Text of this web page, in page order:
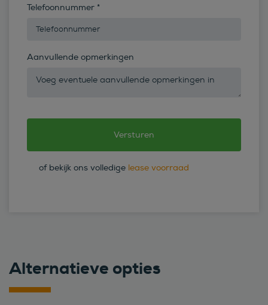
Telefoonnummer *
Aanvullende opmerkingen
of bekijk ons volledige lease voorraad
Alternatieve opties